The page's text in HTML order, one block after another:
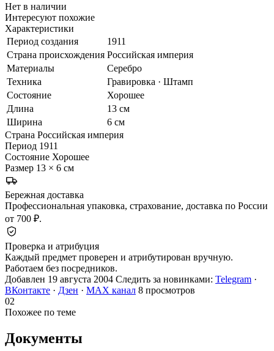
Нет в наличии
Интересуют похожие
Характеристики
Период создания
1911
Страна происхождения Российская империя
Материалы
Серебро
Техника
Гравировка · Штамп
Состояние
Хорошее
Длина
13 см
Ширина
6 см
Страна Российская империя
Период 1911
Состояние Хорошее
Размер 13 × 6 см
Бережная доставка
Профессиональная упаковка, страхование, доставка по России
от 700 ₽.
Проверка и атрибуция
Каждый предмет проверен и атрибутирован вручную.
Работаем без посредников.
Добавлен 19 августа 2004 Следить за новинками: Telegram ·
ВКонтакте · Дзен · MAX канал 8 просмотров
02
Похожее по теме
Документы